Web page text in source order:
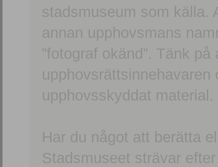
stadsmuseum som källa.
annan upphovsmans
”fotograf okänd”. Tänk
upphovsskyddat material.
Har du något att berätta
Stadsmuseet strävar